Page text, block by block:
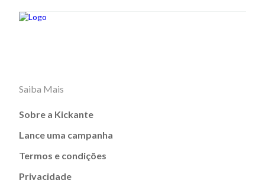
Saiba Mais
Sobre a Kickante
Lance uma campanha
Termos e condições
Privacidade